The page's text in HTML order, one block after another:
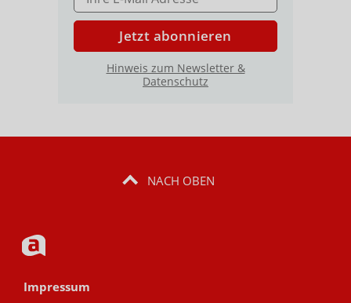
Jetzt abonnieren
Hinweis zum Newsletter &
Datenschutz
NACH OBEN
Impressum